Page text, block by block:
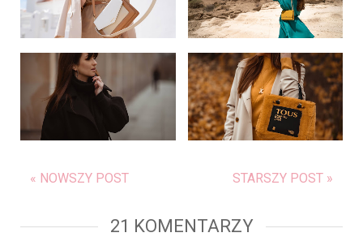
« NOWSZY POST STARSZY POST »
21 KOMENTARZY